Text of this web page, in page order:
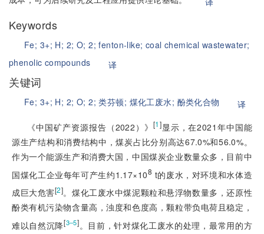
Keywords
Fe; 3+; H; 2; O;2;fenton-like; coal chemical wastewater;
phenolic compounds
译
关键词
Fe; 3+; H; 2; O;2;类芬顿; 煤化工废水; 酚类化合物
译
《中国矿产资源报告（2022）》 [1]显示，在2021年中国能
源生产结构和消费结构中，煤炭占比分别高达67.0%和56.0%。
作为一个能源生产和消费大国，中国煤炭企业数量众多，目前中
国煤化工企业每年可产生约1.17×108 t的废水，对环境和水体造
成巨大危害[2]。煤化工废水中煤泥颗粒和悬浮物数量多，还原性
酚类有机污染物含量高，浊度和色度高，颗粒带负电荷且稳定，
难以自然沉降[3–5]。目前，针对煤化工废水的处理，最常用的方